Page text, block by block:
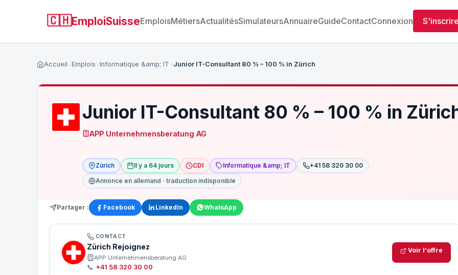
🇨🇭EmploiSuisseEmploisMétiersActualitésSimulateursAnnuaireGuideContactConnexion
Accueil Emplois Informatique &amp; IT Junior IT-Consultant 80 % – 100 % in Zürich
Junior IT-Consultant 80 % – 100 % in
APP Unternehmensberatung AG
Zürich Il y a 64 jours CDI Informatique &amp; IT
+41 58 320 30 00
Annonce en allemand · traduction indisponible
Partager : Facebook LinkedIn WhatsApp
CONTACT
Zürich Rejoignez
APP Unternehmensberatung AG
📞 +41 58 320 30 00
Voir l'offre